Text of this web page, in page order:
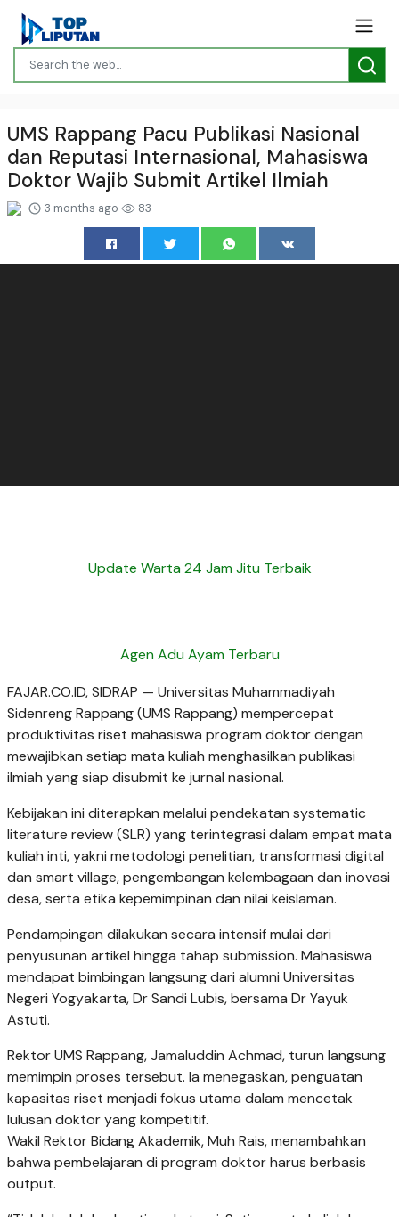
UMS Rappang Pacu Publikasi Nasional
dan Reputasi Internasional, Mahasiswa
Doktor Wajib Submit Artikel Ilmiah
3 months ago 83
Update Warta 24 Jam Jitu Terbaik
Agen Adu Ayam Terbaru
FAJAR.CO.ID, SIDRAP — Universitas Muhammadiyah
Sidenreng Rappang (UMS Rappang) mempercepat
produktivitas riset mahasiswa program doktor dengan
mewajibkan setiap mata kuliah menghasilkan publikasi
ilmiah yang siap disubmit ke jurnal nasional.
Kebijakan ini diterapkan melalui pendekatan systematic
literature review (SLR) yang terintegrasi dalam empat mata
kuliah inti, yakni metodologi penelitian, transformasi digital
dan smart village, pengembangan kelembagaan dan inovasi
desa, serta etika kepemimpinan dan nilai keislaman.
Pendampingan dilakukan secara intensif mulai dari
penyusunan artikel hingga tahap submission. Mahasiswa
mendapat bimbingan langsung dari alumni Universitas
Negeri Yogyakarta, Dr Sandi Lubis, bersama Dr Yayuk
Astuti.
Rektor UMS Rappang, Jamaluddin Achmad, turun langsung
memimpin proses tersebut. Ia menegaskan, penguatan
kapasitas riset menjadi fokus utama dalam mencetak
lulusan doktor yang kompetitif.
Wakil Rektor Bidang Akademik, Muh Rais, menambahkan
bahwa pembelajaran di program doktor harus berbasis
output.